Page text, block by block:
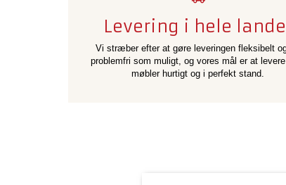
Levering i hele
Vi stræber efter at gøre leveringen fleksibelt
problemfri som muligt, og vores mål er at
møbler hurtigt og i perfekt stand.